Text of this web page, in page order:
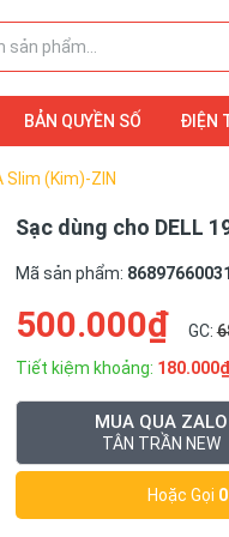
BẢN QUYỀN SỐ ĐIỆN
Slim (Kim)-ZIN
Sạc dùng cho DELL
Mã sản phẩm:
500.000₫ GC:
Tiết kiệm khoảng: 180.000₫
MUA QUA ZALO
TÂN TRẦN NEW
Hoặc Gọi